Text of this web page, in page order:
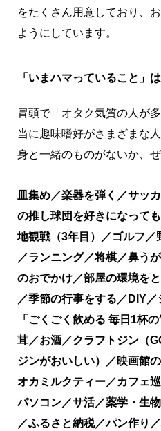
をたくさん用意しており、
ようにしています。
「いまハマっていること」
冒頭で「オタク気質の人が
当に趣味嗜好がさまざまな
身と一緒のものがないか、
皿集め／楽器を弾く／サッ
の推し球団を好きになって
地観戦（3年目）／ゴルフ
／ランニング／将棋／鼻う
のおでかけ／部屋の環境を
／季節の行事をする／DIY
「ごくごく飲める 毎日1杯
茸／お酒／クラフトジン（
ジンがおいしい）／映画館
オカミルクティー／カフェ
パソコン／サ活／薬学・生
／ふるさと納税／パン作り